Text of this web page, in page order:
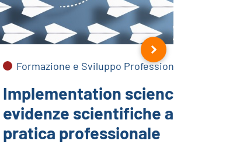
Formazione e Sviluppo Professionale Continui
Implementation science: dalle
evidenze scientifiche alla
pratica professionale